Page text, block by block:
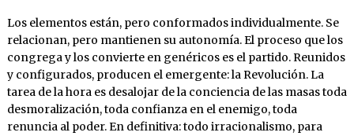
Los elementos están, pero conformados individualmente. Se
relacionan, pero mantienen su autonomía. El proceso que los
congrega y los convierte en genéricos es el partido. Reunidos
y configurados, producen el emergente: la Revolución. La
tarea de la hora es desalojar de la conciencia de las masas toda
desmoralización, toda confianza en el enemigo, toda
renuncia al poder. En definitiva: todo irracionalismo, para